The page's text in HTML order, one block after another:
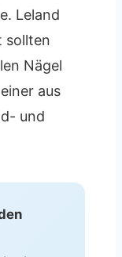
Leland
sollten
Nägel
aus
und